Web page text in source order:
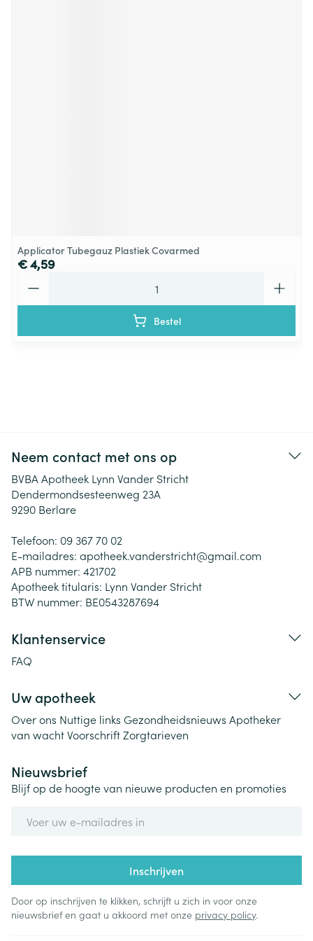
Applicator Tubegauz Plastiek Covarmed
€ 4,59
Bestel
Neem contact met ons op
BVBA Apotheek Lynn Vander Stricht
Dendermondsesteenweg 23A
9290 Berlare
Telefoon: 09 367 70 02
E-mailadres: apotheek.vanderstricht@gmail.com
APB nummer: 421702
Apotheek titularis: Lynn Vander Stricht
BTW nummer: BE0543287694
Klantenservice
FAQ
Uw apotheek
Over ons Nuttige links Gezondheidsnieuws Apotheker
van wachtVoorschriftZorgtarieven
Nieuwsbrief
Blijf op de hoogte van nieuwe producten en promoties
Inschrijven
Door op inschrijven te klikken, schrijft u zich in voor onze
nieuwsbrief en gaat u akkoord met onze privacy policy.